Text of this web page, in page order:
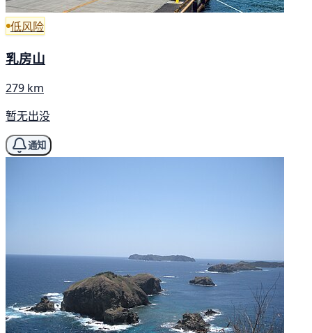
低风险
乳房山
279 km
暂无出没
通知